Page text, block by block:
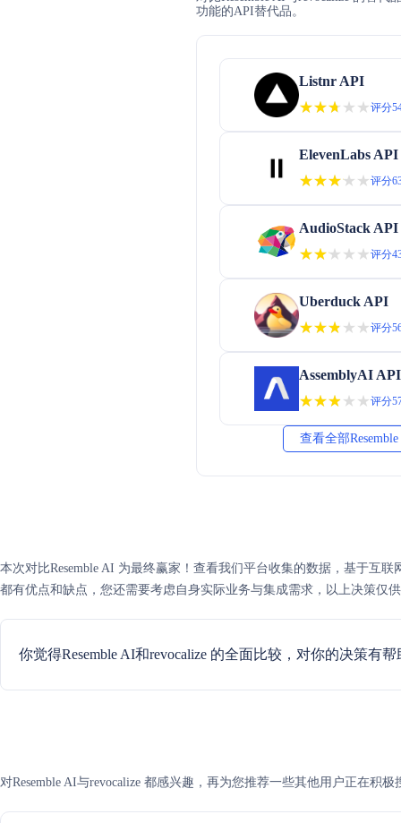
功能的API替代品。
Listnr API
★★★★★
★★★★★评分
ElevenLabs API
★★★★★
★★★★★评分
AudioStack API
★★★★★
★★★★★评分
Uberduck API
★★★★★
★★★★★评分
AssemblyAI API
★★★★★
★★★★★评分
查看全部
本次对比Resemble AI 为最终赢家！查看我们平台收集的数据，基于互联
都有优点和缺点，您还需要考虑自身实际业务与集成需求，以上决策仅
你觉得Resemble AI和revocalize 的全面比较，对你的决策有
对Resemble AI与revocalize 都感兴趣，再为您推荐一些其他用户正在积极